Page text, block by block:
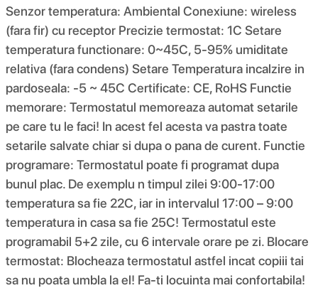
Senzor temperatura: Ambiental Conexiune: wireless
(fara fir) cu receptor Precizie termostat: 1C Setare
temperatura functionare: 0~45C, 5-95% umiditate
relativa (fara condens) Setare Temperatura incalzire in
pardoseala: -5 ~ 45C Certificate: CE, RoHS Functie
memorare: Termostatul memoreaza automat setarile
pe care tu le faci! In acest fel acesta va pastra toate
setarile salvate chiar si dupa o pana de curent. Functie
programare: Termostatul poate fi programat dupa
bunul plac. De exemplu n timpul zilei 9:00-17:00
temperatura sa fie 22C, iar in intervalul 17:00 – 9:00
temperatura in casa sa fie 25C! Termostatul este
programabil 5+2 zile, cu 6 intervale orare pe zi. Blocare
termostat: Blocheaza termostatul astfel incat copiii tai
sa nu poata umbla la el! Fa-ti locuinta mai confortabila!